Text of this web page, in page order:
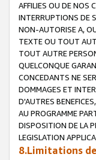
AFFILIES OU DE NOS
INTERRUPTIONS DE
NON-AUTORISE A,
TEXTE OU TOUT
TOUT AUTRE
QUELCONQUE
CONCEDANTS NE
DOMMAGES ET
D'AUTRES
AU PROGRAMME
DISPOSITION DE LA
LEGISLATION
8.Limitations